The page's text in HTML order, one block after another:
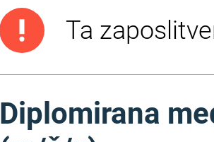
Ta
Diplomirana